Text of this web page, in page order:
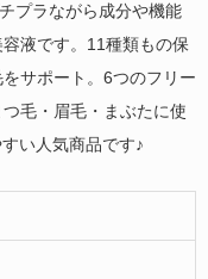
プラながら成分や機能
液です。11種類もの保
サポート。6つのフリー
毛・眉毛・まぶたに使
い人気商品です♪